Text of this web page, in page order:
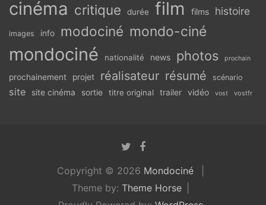
cinéma critique durée film films histoire
images info modociné mondo-ciné
mondociné nationalité news photos prochain
prochainement projet réalisateur résumé scénario
site site cinéma sortie titre original trailer vidéo vost vostfr
Copyright © 2026 Mondociné
Theme by: Theme Horse